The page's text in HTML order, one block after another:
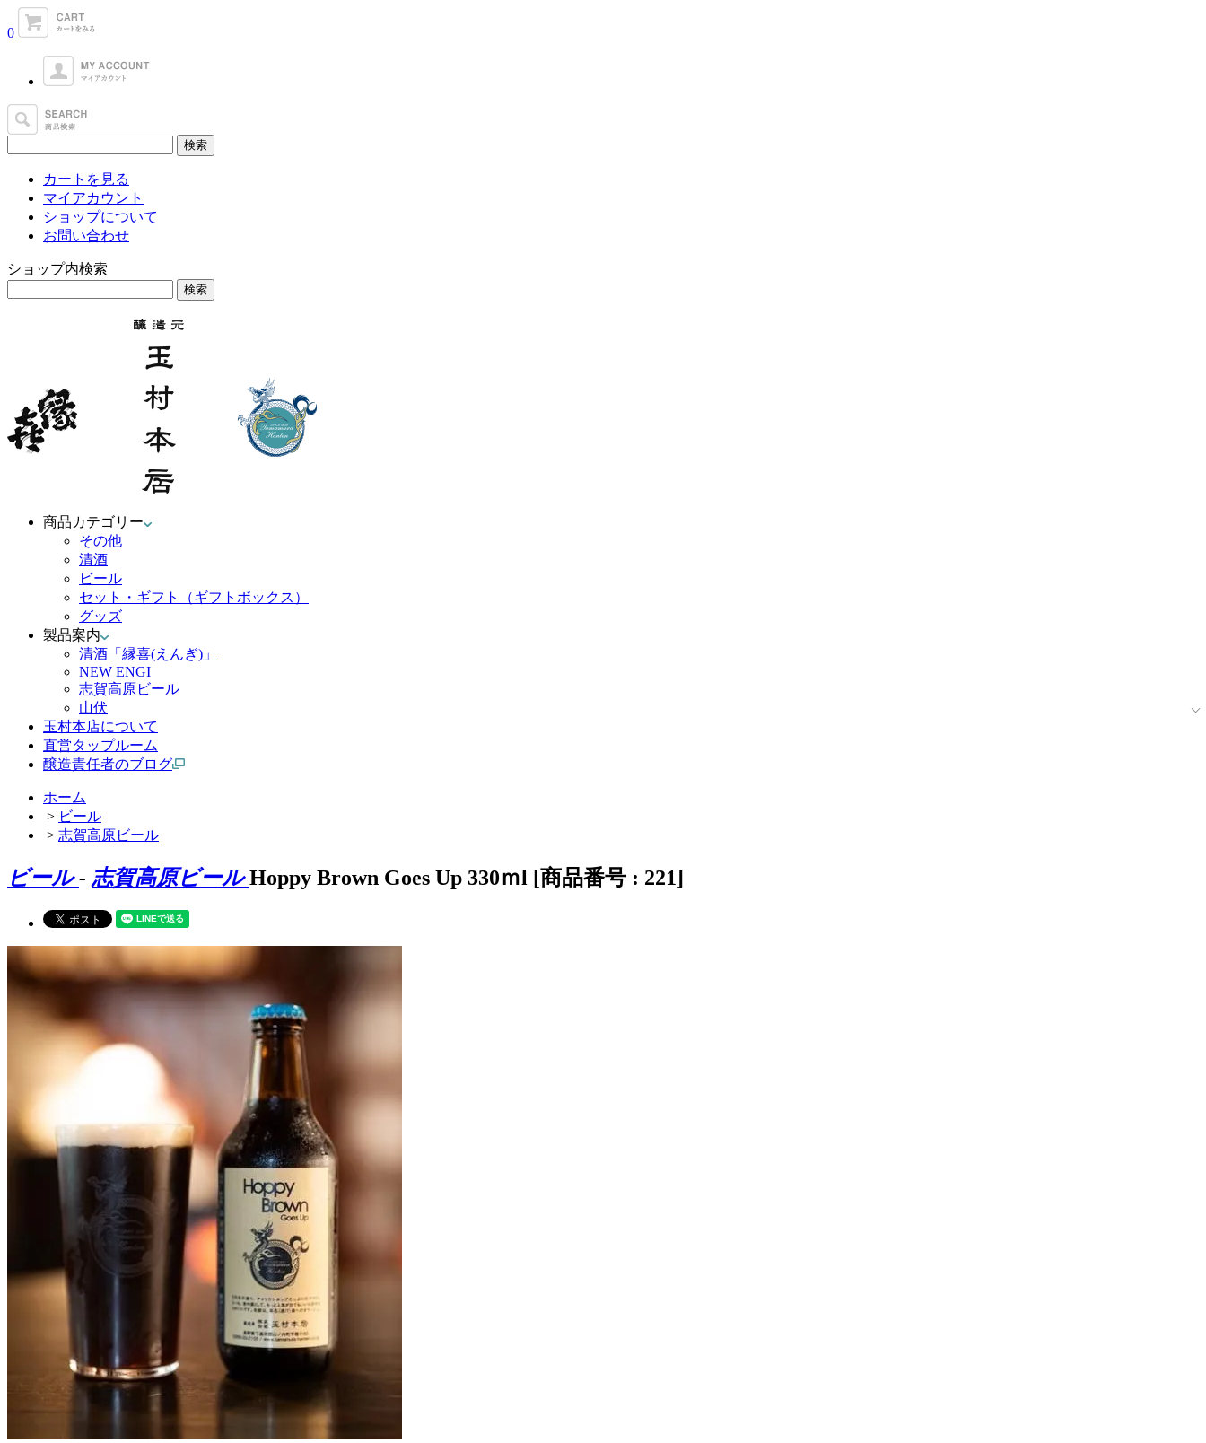
0
カートを見る
マイアカウント
ショップについて
お問い合わせ
ショップ内検索
商品カテゴリー
その他
清酒
ビール
セット・ギフト（ギフトボックス）
グッズ
製品案内
清酒「縁喜(えんぎ)」
NEW ENGI
志賀高原ビール
山伏
玉村本店について
直営タップルーム
醸造責任者のブログ
ホーム
> ビール
> 志賀高原ビール
ビール- 志賀高原ビールHoppy Brown Goes Up 330ｍl [商品番号 : 221]